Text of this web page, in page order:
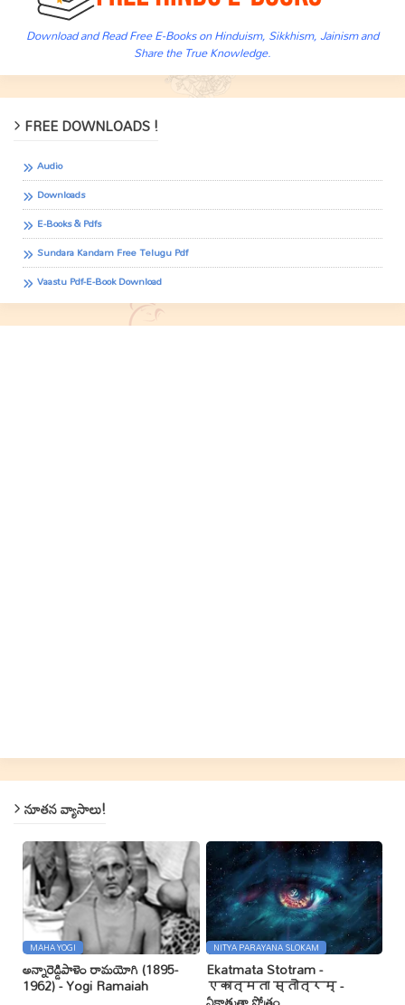
Download and Read Free E-Books on Hinduism, Sikkhism, Jainism and
Share the True Knowledge.
FREE DOWNLOADS !
Audio
Downloads
E-Books & Pdfs
Sundara Kandam Free Telugu Pdf
Vaastu Pdf-E-Book Download
నూతన వ్యాసాలు!
MAHA YOGI
అన్నారెడ్డిపాళెం రామయోగి (1895-
1962) - Yogi Ramaiah
NITYA PARAYANA SLOKAM
Ekatmata Stotram -
एकात्मता स्तोत्रम् -